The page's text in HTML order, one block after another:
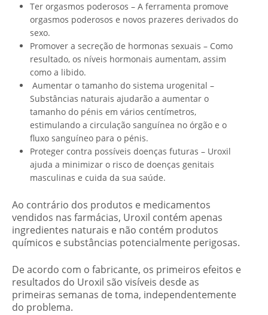
Ter orgasmos poderosos – A ferramenta promove
orgasmos poderosos e novos prazeres derivados do
sexo.
Promover a secreção de hormonas sexuais – Como
resultado, os níveis hormonais aumentam, assim
como a libido.
Aumentar o tamanho do sistema urogenital –
Substâncias naturais ajudarão a aumentar o
tamanho do pénis em vários centímetros,
estimulando a circulação sanguínea no órgão e o
fluxo sanguíneo para o pénis.
Proteger contra possíveis doenças futuras – Uroxil
ajuda a minimizar o risco de doenças genitais
masculinas e cuida da sua saúde.
Ao contrário dos produtos e medicamentos
vendidos nas farmácias, Uroxil contém apenas
ingredientes naturais e não contém produtos
químicos e substâncias potencialmente perigosas.
De acordo com o fabricante, os primeiros efeitos e
resultados do Uroxil são visíveis desde as
primeiras semanas de toma, independentemente
do problema.